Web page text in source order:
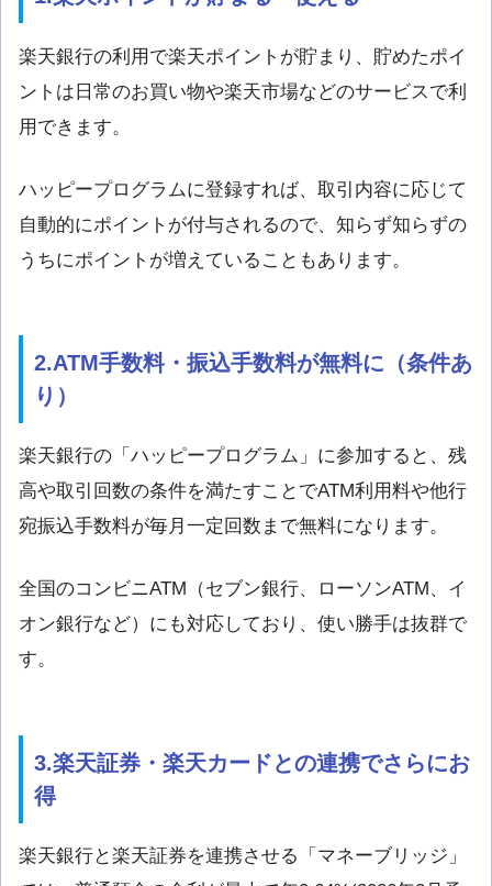
楽天銀行の利用で楽天ポイントが貯まり、貯めたポイ
ントは日常のお買い物や楽天市場などのサービスで利
用できます。
ハッピープログラムに登録すれば、取引内容に応じて
自動的にポイントが付与されるので、知らず知らずの
うちにポイントが増えていることもあります。
2.ATM手数料・振込手数料が無料に（条件あ
り）
楽天銀行の「ハッピープログラム」に参加すると、残
高や取引回数の条件を満たすことでATM利用料や他行
宛振込手数料が毎月一定回数まで無料になります。
全国のコンビニATM（セブン銀行、ローソンATM、イ
オン銀行など）にも対応しており、使い勝手は抜群で
す。
3.楽天証券・楽天カードとの連携でさらにお
得
楽天銀行と楽天証券を連携させる「マネーブリッジ」